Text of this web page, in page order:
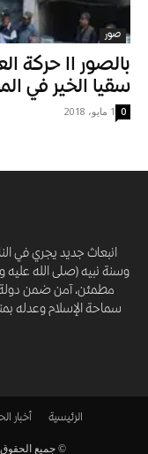
صور
بالصور اا حركة
سقيا الخير في
1 مايو، 2018 0
انبعاث جديد يجري في
وسنة نبيه (صلى الله
مطمئن، آمن ضمن دولة
سماحة الإسلام وعدله
الرئيسية أخبار
© جميع الحقوق